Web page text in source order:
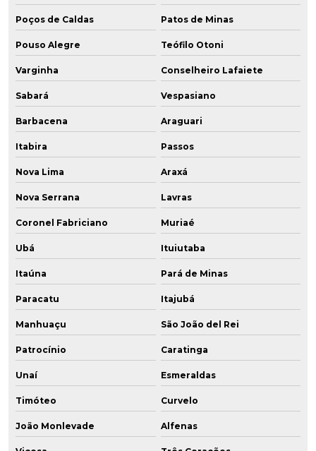
Poços de Caldas Patos de Minas
Pouso Alegre Teófilo Otoni
Varginha Conselheiro Lafaiete
Sabará Vespasiano
Barbacena Araguari
Itabira Passos
Nova Lima Araxá
Nova Serrana Lavras
Coronel Fabriciano Muriaé
Ubá Ituiutaba
Itaúna Pará de Minas
Paracatu Itajubá
Manhuaçu São João del Rei
Patrocínio Caratinga
Unaí Esmeraldas
Timóteo Curvelo
João Monlevade Alfenas